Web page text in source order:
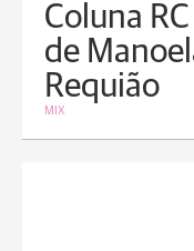
Coluna
de
Requião
MIX